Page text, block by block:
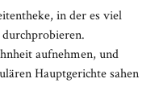
in der es viel
aufnehmen, und
Hauptgerichte sahen